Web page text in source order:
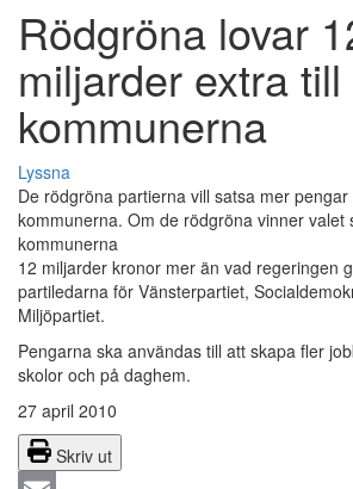
Rödgröna lovar
miljarder extra till
kommunerna
Lyssna
De rödgröna partierna vill satsa mer
kommunerna. Om de rödgröna vinner valet
kommunerna
12 miljarder kronor mer än vad regeringen
partiledarna för Vänsterpartiet,
Miljöpartiet.
Pengarna ska användas till att skapa fler
skolor och på daghem.
27 april 2010
Skriv ut